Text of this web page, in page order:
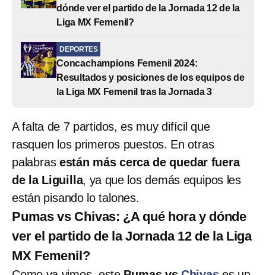
dónde ver el partido de la Jornada 12 de la
Liga MX Femenil?
DEPORTES
Concachampions Femenil 2024:
Resultados y posiciones de los equipos de
la Liga MX Femenil tras la Jornada 3
A falta de 7 partidos, es muy difícil que
rasquen los primeros puestos. En otras
palabras están más cerca de quedar fuera
de la Liguilla, ya que los demás equipos les
están pisando lo talones.
Pumas vs Chivas: ¿A qué hora y dónde
ver el partido de la Jornada 12 de la Liga
MX Femenil?